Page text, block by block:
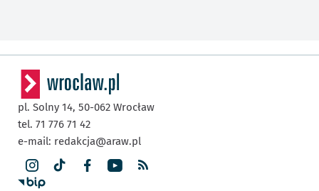
pl. Solny 14, 50-062 Wrocław
tel. 71 776 71 42
e-mail: redakcja@araw.pl